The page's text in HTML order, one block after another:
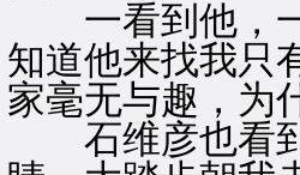
一看到他，一
知道他来找我只
家毫无与趣，为
石维彦也看到